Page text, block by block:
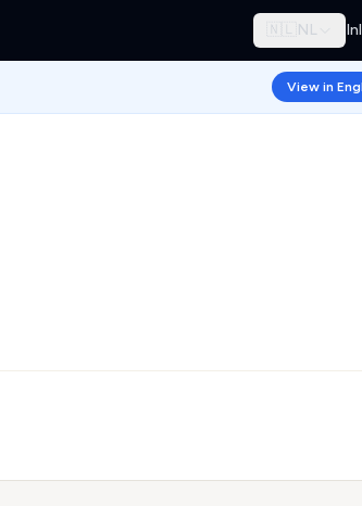
🇳🇱 NL
View in